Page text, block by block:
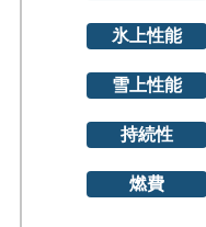
氷上性能
雪上性能
持続性
燃費